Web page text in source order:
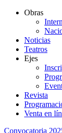
Obras
Noticias
Teatros
Ejes
Revista
Venta en
Convocatoria